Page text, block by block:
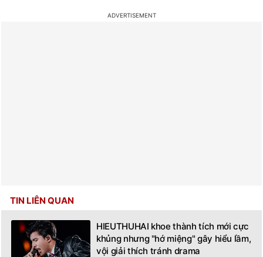
TIN LIÊN QUAN
HIEUTHUHAI khoe thành tích mới cực
khủng nhưng "hớ miệng" gây hiểu lầm,
vội giải thích tránh drama